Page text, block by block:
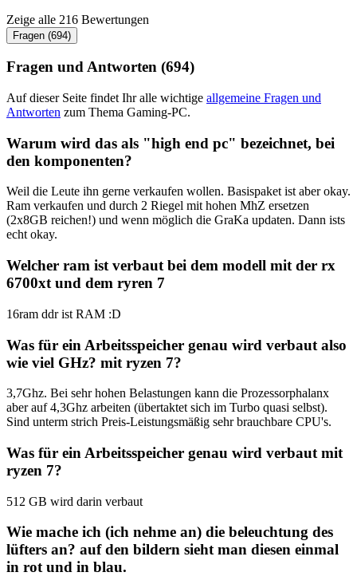
Zeige alle 216 Bewertungen
Fragen (694)
Fragen und Antworten (694)
Auf dieser Seite findet Ihr alle wichtige allgemeine Fragen und
Antworten zum Thema Gaming-PC.
Warum wird das als "high end pc" bezeichnet, bei
den komponenten?
Weil die Leute ihn gerne verkaufen wollen. Basispaket ist aber okay.
Ram verkaufen und durch 2 Riegel mit hohen MhZ ersetzen
(2x8GB reichen!) und wenn möglich die GraKa updaten. Dann ists
echt okay.
Welcher ram ist verbaut bei dem modell mit der rx
6700xt und dem ryren 7
16ram ddr ist RAM :D
Was für ein Arbeitsspeicher genau wird verbaut also
wie viel GHz? mit ryzen 7?
3,7Ghz. Bei sehr hohen Belastungen kann die Prozessorphalanx
aber auf 4,3Ghz arbeiten (übertaktet sich im Turbo quasi selbst).
Sind unterm strich Preis-Leistungsmäßig sehr brauchbare CPU's.
Was für ein Arbeitsspeicher genau wird verbaut mit
ryzen 7?
512 GB wird darin verbaut
Wie mache ich (ich nehme an) die beleuchtung des
lüfters an? auf den bildern sieht man diesen einmal
in rot und in blau.